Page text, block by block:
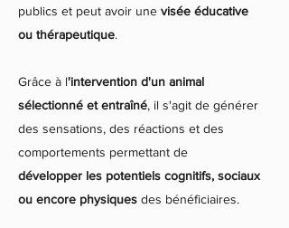
publics et peut avoir une visée éducative
ou thérapeutique.
Grâce à l'intervention d'un animal
sélectionné et entraîné, il s'agit de générer
des sensations, des réactions et des
comportements permettant de
développer les potentiels cognitifs, sociaux
ou encore physiques des bénéficiaires.